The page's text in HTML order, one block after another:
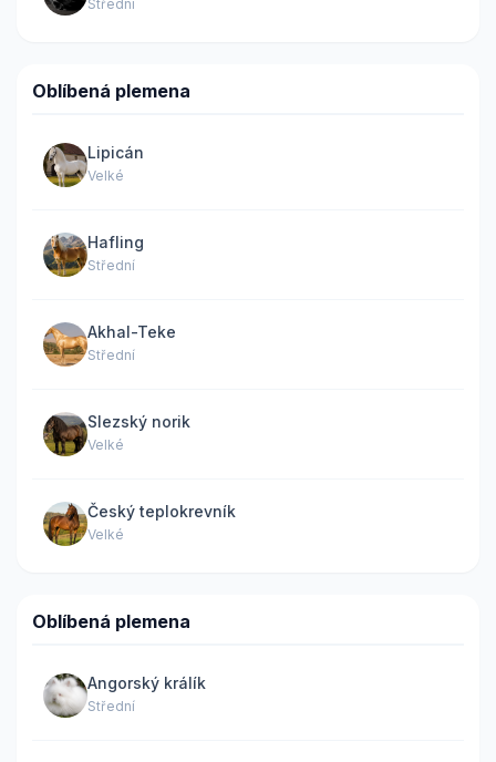
Střední
Oblíbená plemena
Lipicán
Velké
Hafling
Střední
Akhal-Teke
Střední
Slezský norik
Velké
Český teplokrevník
Velké
Oblíbená plemena
Angorský králík
Střední